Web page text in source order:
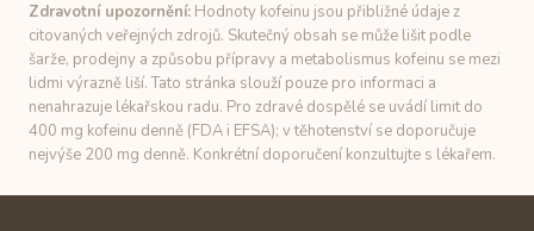
Zdravotní upozornění: Hodnoty kofeinu jsou přibližné údaje z
citovaných veřejných zdrojů. Skutečný obsah se může lišit podle
šarže, prodejny a způsobu přípravy a metabolismus kofeinu se mezi
lidmi výrazně liší. Tato stránka slouží pouze pro informaci a
nenahrazuje lékařskou radu. Pro zdravé dospělé se uvádí limit do
400 mg kofeinu denně (FDA i EFSA); v těhotenství se doporučuje
nejvýše 200 mg denně. Konkrétní doporučení konzultujte s lékařem.